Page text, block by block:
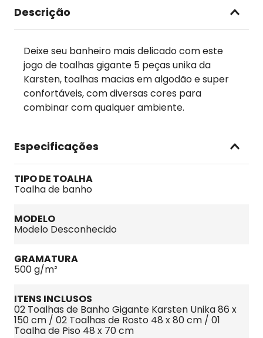
Descrição
Deixe seu banheiro mais delicado com este
jogo de toalhas gigante 5 peças unika da
Karsten, toalhas macias em algodão e super
confortáveis, com diversas cores para
combinar com qualquer ambiente.
Especificações
TIPO DE TOALHA
Toalha de banho
MODELO
Modelo Desconhecido
GRAMATURA
500 g/m²
ITENS INCLUSOS
02 Toalhas de Banho Gigante Karsten Unika 86 x
150 cm / 02 Toalhas de Rosto 48 x 80 cm / 01
Toalha de Piso 48 x 70 cm